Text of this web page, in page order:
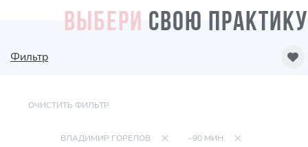
ВЫБЕРИ СВОЮ ПРАКТИКУ
Фильтр
ОЧИСТИТЬ ФИЛЬТР
ВЛАДИМИР ГОРЕЛОВ ~90 МИН